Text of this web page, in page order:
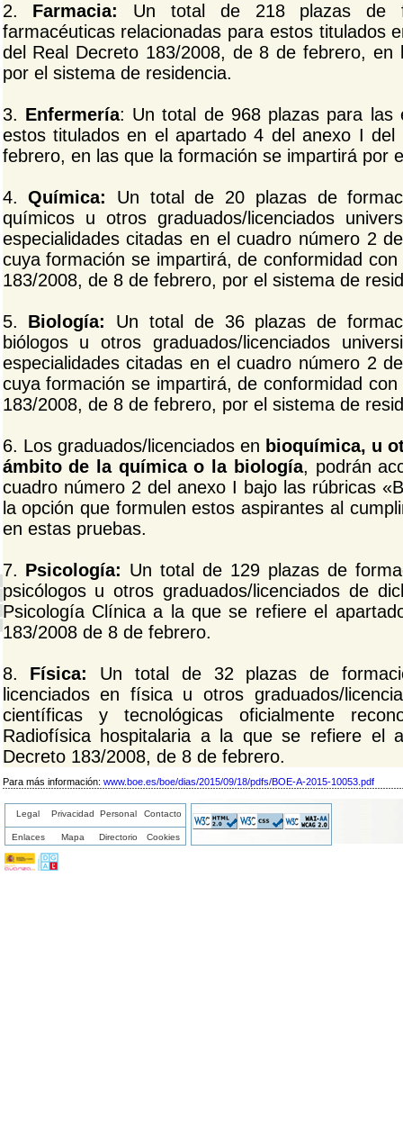
2. Farmacia: Un total de 218 plazas de
farmacéuticas relacionadas para estos titulados
del Real Decreto 183/2008, de 8 de febrero,
por el sistema de residencia.
3. Enfermería: Un total de 968 plazas para las
estos titulados en el apartado 4 del anexo I
febrero, en las que la formación se impartirá por
4.Química:
Un total de 20 plazas de
químicos u otros graduados/licenciados
especialidades citadas en el cuadro número 2
cuya formación se impartirá, de conformidad
183/2008, de 8 de febrero, por el sistema de
5. Biología:
Un total de 36 plazas de
biólogos u otros graduados/licenciados
especialidades citadas en el cuadro número 2
cuya formación se impartirá, de conformidad
183/2008, de 8 de febrero, por el sistema de
6. Los graduados/licenciados en bioquímica, u
ámbito de la química o la biología, podrán
cuadro número 2 del anexo I bajo las rúbricas
la opción que formulen estos aspirantes al
en estas pruebas.
7. Psicología: Un total de 129 plazas de
psicólogos u otros graduados/licenciados de
Psicología Clínica a la que se refiere el
183/2008 de 8 de febrero.
8. Física:
Un total de 32 plazas de
licenciados en física u otros graduados/
científicas y tecnológicas oficialmente
Radiofísica hospitalaria a la que se refiere el
Decreto 183/2008, de 8 de febrero.
Para más información: www.boe.es/boe/dias/2015/09/18/pdfs/BOE-A-2015-10053.pdf
Legal Privacidad Personal Contacto
Enlaces Mapa Directorio Cookies